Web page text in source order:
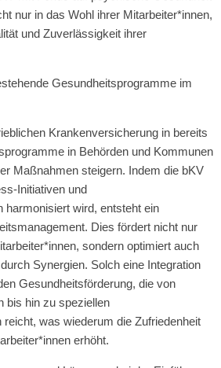
nur in das Wohl ihrer Mitarbeiter*innen,
und Zuverlässigkeit ihrer
Gesundheitsprogramme im
Krankenversicherung in bereits
in Behörden und Kommunen
Maßnahmen steigern. Indem die bKV
Initiativen und
harmonisiert wird, entsteht ein
Dies fördert nicht nur
sondern optimiert auch
Synergien. Solch eine Integration
Gesundheitsförderung, die von
bis hin zu speziellen
was wiederum die Zufriedenheit
erhöht.